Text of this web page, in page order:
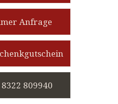
Anfrage
809940